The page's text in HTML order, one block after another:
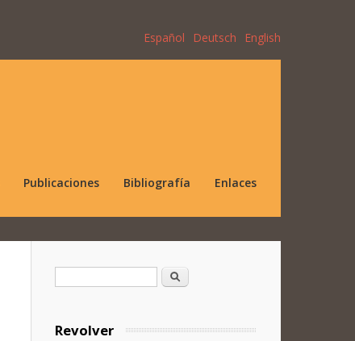
Español Deutsch English
Publicaciones Bibliografía Enlaces
Formulario de búsqueda
Buscar
Revolver